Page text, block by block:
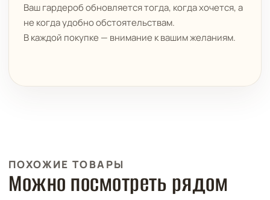
Ваш гардероб обновляется тогда, когда хочется, а
не когда удобно обстоятельствам.
В каждой покупке — внимание к вашим желаниям.
ПОХОЖИЕ ТОВАРЫ
Можно посмотреть рядом